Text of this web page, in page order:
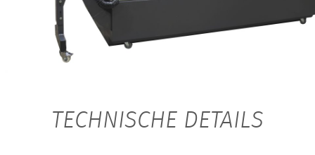
TECHNISCHE DETAILS